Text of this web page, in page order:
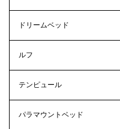
ドリームベッド
ルフ
テンピュール
パラマウントベッド